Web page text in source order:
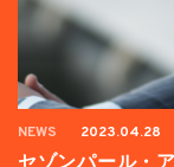
NEWS 2023.04.28
セゾンパール・